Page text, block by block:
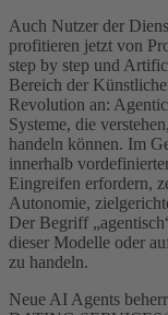
Auch Nutzer der
profitieren jetzt von
step by step und
Bereich der
Revolution an:
Systeme, die
handeln können. Im
innerhalb
Eingreifen erfordern,
Autonomie,
Der Begriff
dieser Modelle oder
zu handeln.
Neue AI Agents